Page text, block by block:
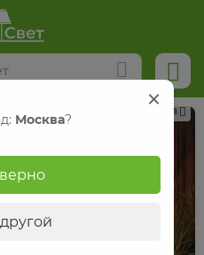
Реклама
Москва?